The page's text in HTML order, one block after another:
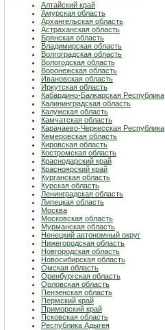
Алтайский край
Амурская область
Архангельская область
Астраханская область
Брянская область
Владимирская область
Волгоградская область
Вологодская область
Воронежская область
Ивановская область
Иркутская область
Кабардино-Балкарская Республика
Калининградская область
Калужская область
Камчатская область
Карачаево-Черкесская Республика
Кемеровская область
Кировская область
Костромская область
Краснодарский край
Красноярский край
Курганская область
Курская область
Ленинградская область
Липецкая область
Москва
Московская область
Мурманская область
Ненецкий автономный округ
Нижегородская область
Новгородская область
Новосибирская область
Омская область
Оренбургская область
Орловская область
Пензенская область
Пермский край
Приморский край
Псковская область
Республика Адыгея